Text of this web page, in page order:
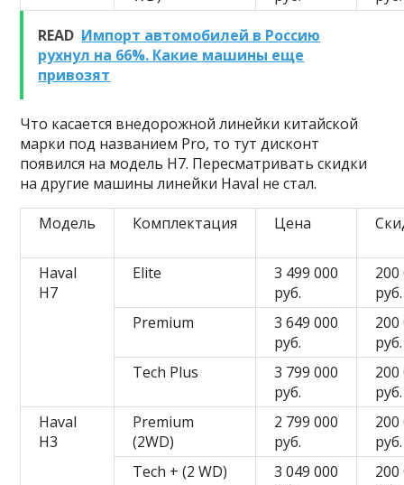
READ Импорт автомобилей в Россию
рухнул на 66%. Какие машины еще
привозят
Что касается внедорожной линейки китайской
марки под названием Pro, то тут дисконт
появился на модель H7. Пересматривать скидки
на другие машины линейки Haval не стал.
Модель
Комплектация Цена
Haval
H7
Elite
3 499 000
руб.
200
руб.
Premium
3 649 000
руб.
200
руб.
Tech Plus
3 799 000
руб.
200
руб.
Haval
H3
Premium
(2WD)
2 799 000
руб.
200
руб.
Tech + (2 WD)
3 049 000
200